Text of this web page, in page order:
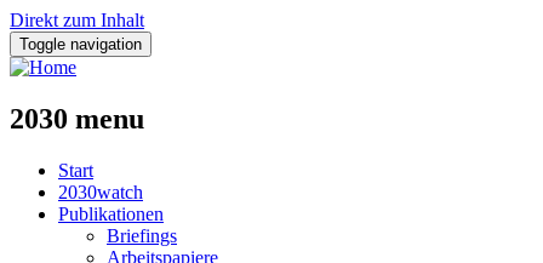
Direkt zum Inhalt
Toggle navigation
2030 menu
Start
2030watch
Publikationen
Briefings
Arbeitspapiere